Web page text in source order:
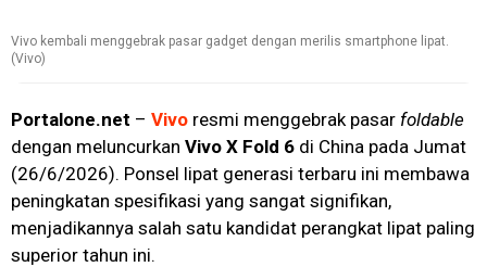
Vivo kembali menggebrak pasar gadget dengan merilis smartphone lipat.
(Vivo)
Portalone.net – Vivo resmi menggebrak pasar foldable
dengan meluncurkan Vivo X Fold 6 di China pada Jumat
(26/6/2026). Ponsel lipat generasi terbaru ini membawa
peningkatan spesifikasi yang sangat signifikan,
menjadikannya salah satu kandidat perangkat lipat paling
superior tahun ini.